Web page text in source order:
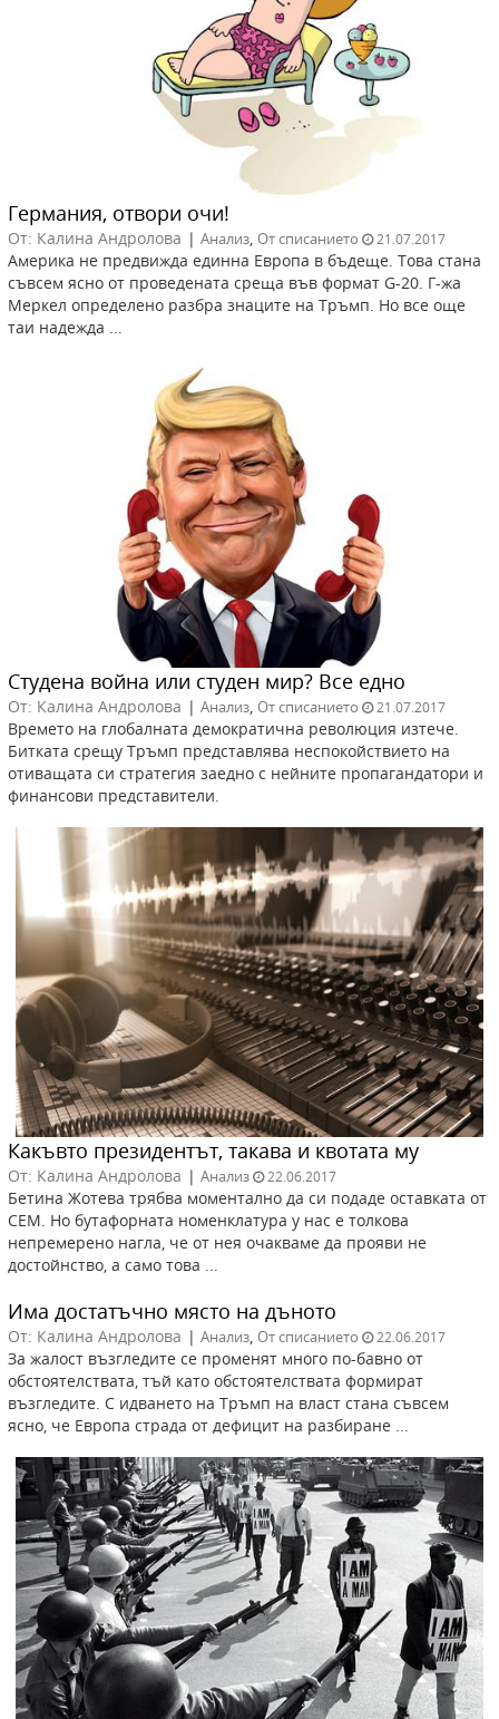
Германия, отвори очи!
От: Калина Андролова | Анализ, От списанието 21.07.2017
Aмерика не предвижда единна Европа в бъдеще. Това стана
съвсем ясно от проведената среща във формат G-20. Г-жа
Меркел определено разбра знаците на Тръмп. Но все още
таи надежда ...
Студена война или студен мир? Все едно
От: Калина Андролова | Анализ, От списанието 21.07.2017
Времето на глобалната демократична революция изтече.
Битката срещу Тръмп представлява неспокойствието на
отиващата си стратегия заедно с нейните пропагандатори и
финансови представители.
Какъвто президентът, такава и квотата му
От: Калина Андролова | Анализ 22.06.2017
Бетина Жотева трябва моментално да си подаде оставката от
СЕМ. Но бутафорната номенклатура у нас е толкова
непремерено нагла, че от нея очакваме да прояви не
достойнство, а само това ...
Има достатъчно място на дъното
От: Калина Андролова | Анализ От списанието 22.06.2017
За жалост възгледите се променят много по-бавно от
обстоятелствата, тъй като обстоятелствата формират
възгледите. С идването на Тръмп на власт стана съвсем
ясно, че Европа страда от дефицит на разбиране ...